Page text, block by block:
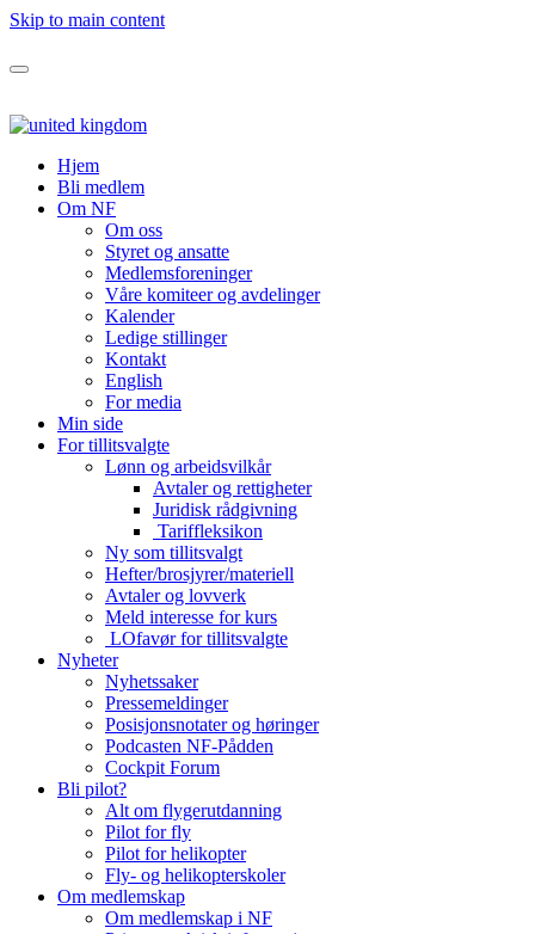
Skip to main content
Hjem
Bli medlem
Om NF
Om oss
Styret og ansatte
Medlemsforeninger
Våre komiteer og avdelinger
Kalender
Ledige stillinger
Kontakt
English
For media
Min side
For tillitsvalgte
Lønn og arbeidsvilkår
Avtaler og rettigheter
Juridisk rådgivning
Tariffleksikon
Ny som tillitsvalgt
Hefter/brosjyrer/materiell
Avtaler og lovverk
Meld interesse for kurs
LOfavør for tillitsvalgte
Nyheter
Nyhetssaker
Pressemeldinger
Posisjonsnotater og høringer
Podcasten NF-Pådden
Cockpit Forum
Bli pilot?
Alt om flygerutdanning
Pilot for fly
Pilot for helikopter
Fly- og helikopterskoler
Om medlemskap
Om medlemskap i NF